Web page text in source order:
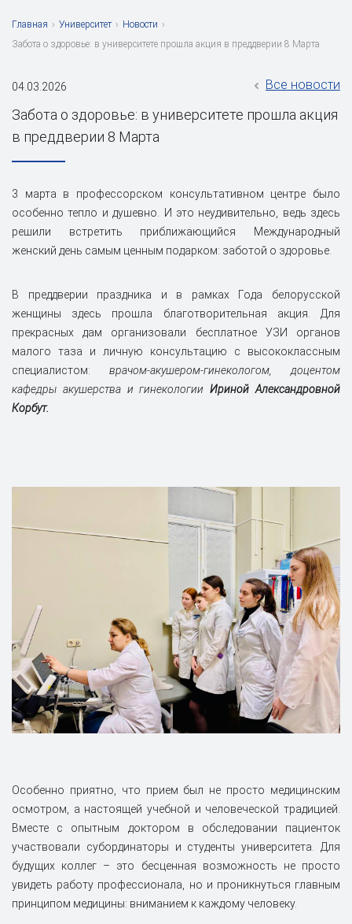
Главная › Университет › Новости ›
Забота о здоровье: в университете прошла акция в преддверии 8 Марта
04.03.2026 Все новости
Забота о здоровье: в университете прошла акция
в преддверии 8 Марта
3 марта в профессорском консультативном центре было
особенно тепло и душевно. И это неудивительно, ведь здесь
решили встретить приближающийся Международный
женский день самым ценным подарком: заботой о здоровье.
В преддверии праздника и в рамках Года белорусской
женщины здесь прошла благотворительная акция. Для
прекрасных дам организовали бесплатное УЗИ органов
малого таза и личную консультацию с высококлассным
специалистом: врачом-акушером-гинекологом, доцентом
кафедры акушерства и гинекологииИриной Александровной
Корбут.
Особенно приятно, что прием был не просто медицинским
осмотром, а настоящей учебной и человеческой традицией.
Вместе с опытным доктором в обследовании пациенток
участвовали субординаторы и студенты университета. Для
будущих коллег – это бесценная возможность не просто
увидеть работу профессионала, но и проникнуться главным
принципом медицины: вниманием к каждому человеку.